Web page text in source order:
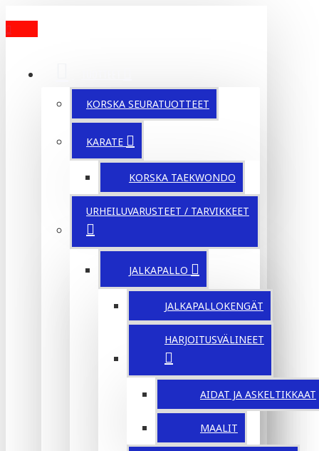
KORSKA SEURATUOTTEET
KARATE
KORSKA TAEKWONDO
URHEILUVARUSTEET / TARVIKKEET
JALKAPALLO
JALKAPALLOKENGÄT
HARJOITUSVÄLINEET
AIDAT JA ASKELTIKKAAT
MAALIT